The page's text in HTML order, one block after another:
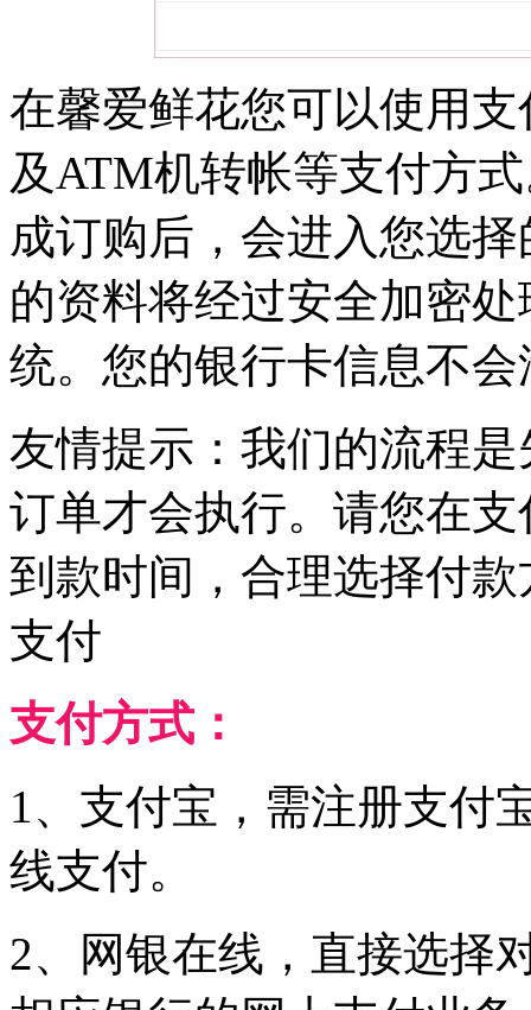
在馨爱鲜花您可以使用
及ATM机转帐等支付方
成订购后，会进入您选
的资料将经过安全加密
统。您的银行卡信息不会
友情提示：我们的流程
订单才会执行。请您在
到款时间，合理选择付
支付
支付方式：
1、支付宝，需注册支付
线支付。
2、网银在线，直接选择